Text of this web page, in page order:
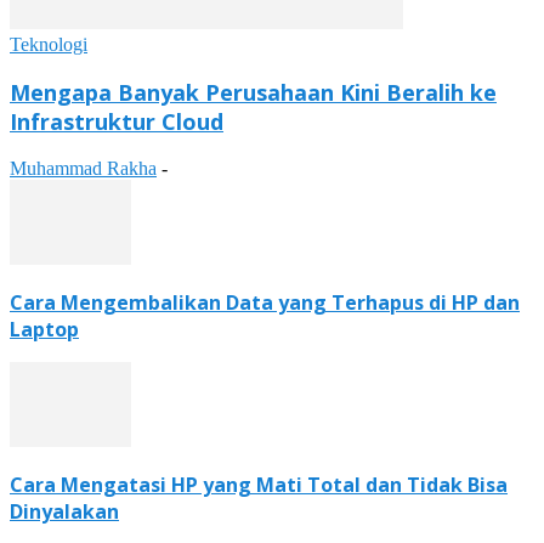
Teknologi
Mengapa Banyak Perusahaan Kini Beralih ke
Infrastruktur Cloud
Muhammad Rakha -
Cara Mengembalikan Data yang Terhapus di HP dan
Laptop
Cara Mengatasi HP yang Mati Total dan Tidak Bisa
Dinyalakan